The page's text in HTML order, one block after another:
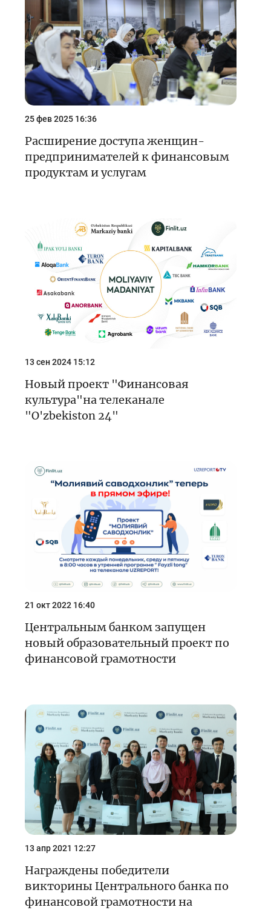
Кейс-чемпионат
Тренинги и семинары
Новости finlit.uz
Проекты в СМИ
Учебные материалы
Интерактивные услуги
Фотогалерея
О проекте
Карта сайта
25 фев 2025 16:36
Расширение доступа женщин-
предпринимателей к финансовым
продуктам и услугам
13 сен 2024 15:12
Новый проект "Финансовая
культура"на телеканале
"O'zbekiston 24"
21 окт 2022 16:40
Центральным банком запущен
новый образовательный проект по
финансовой грамотности
13 апр 2021 12:27
Награждены победители
викторины Центрального банка по
финансовой грамотности на